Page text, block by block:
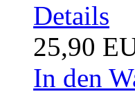
Details
25,90
In den